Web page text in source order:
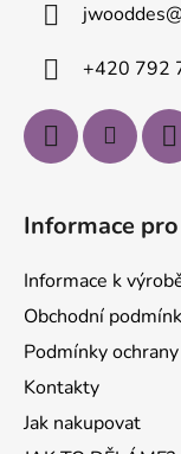
jwooddes
+420 792
Informace
Informace k
Obchodní
Podmínky
Kontakty
Jak nakupovat